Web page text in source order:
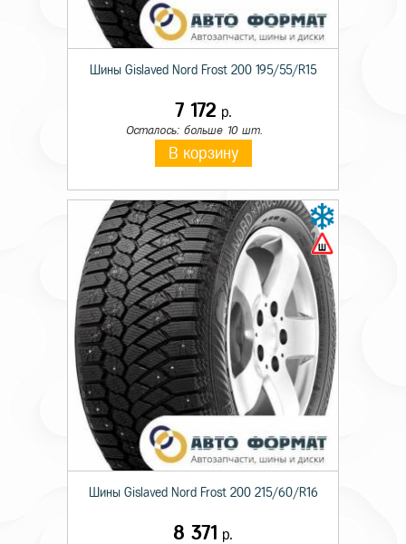
Шины Gislaved Nord Frost 200 195/55/R15
7 172 р.
Осталось: больше 10 шт.
В корзину
Шины Gislaved Nord Frost 200 215/60/R16
8 371 р.